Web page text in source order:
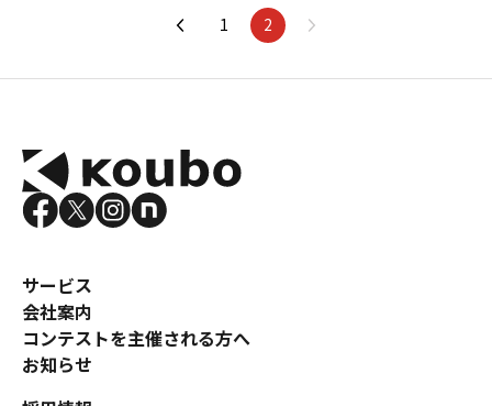
1 2
サービス
会社案内
コンテストを主催される方へ
お知らせ